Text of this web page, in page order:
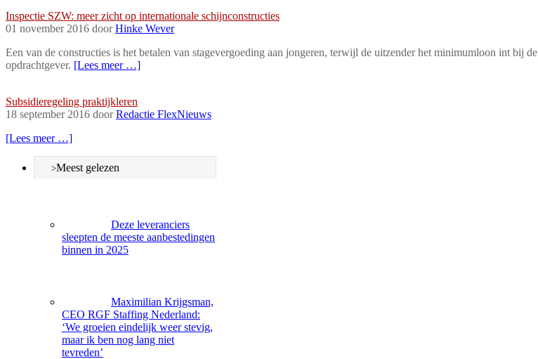
Inspectie SZW: meer zicht op internationale schijnconstructies
01 november 2016 doorHinke Wever
Een van de constructies is het betalen van stagevergoeding aan jongeren, terwijl de uitzender het minimumloon int bij de
opdrachtgever. [Lees meer …]
Subsidieregeling praktijkleren
18 september 2016 doorRedactie FlexNieuws
[Lees meer …]
Meest gelezen
Deze leveranciers
sleepten de meeste aanbestedingen
binnen in 2025
Maximilian Krijgsman,
CEO RGF Staffing Nederland:
‘We groeien eindelijk weer stevig,
maar ik ben nog lang niet
tevreden’